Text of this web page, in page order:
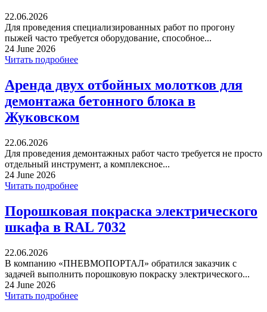
22.06.2026
Для проведения специализированных работ по прогону
пыжей часто требуется оборудование, способное...
24 June 2026
Читать подробнее
Аренда двух отбойных молотков для
демонтажа бетонного блока в
Жуковском
22.06.2026
Для проведения демонтажных работ часто требуется не просто
отдельный инструмент, а комплексное...
24 June 2026
Читать подробнее
Порошковая покраска электрического
шкафа в RAL 7032
22.06.2026
В компанию «ПНЕВМОПОРТАЛ» обратился заказчик с
задачей выполнить порошковую покраску электрического...
24 June 2026
Читать подробнее